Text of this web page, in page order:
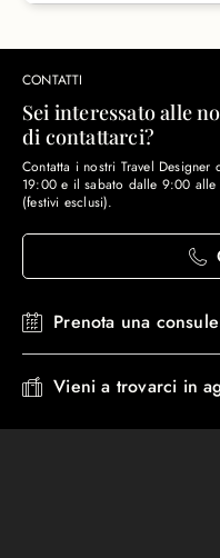
CONTATTI
Sei interessato alle
di contattarci?
Contatta i nostri Travel
19:00 e il sabato dalle 9:00
(festivi esclusi).
Prenota una
Vieni a trovarci in